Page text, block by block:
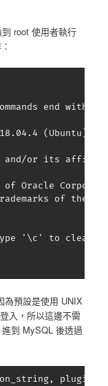
root 使用者執行
end with
(Ubuntu)
and/or its
of Oracle
of their
'\c' to clear
為預設是使用 UNIX
入，所以這邊不需
到 MySQL 後透過
plugin,